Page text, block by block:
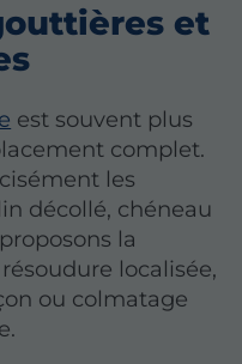
et
est souvent plus
complet.
les
décollé, chéneau
la
localisée,
ou colmatage